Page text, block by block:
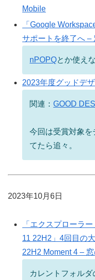
Mobile
「Google
サポートを終了へ –
nPOPQとか使え
2023年度グッドデ
関連：GOOD
今回は受賞対象を
てたら追々。
2023年10月6日
「エクスプローラ
11 22H2」4回目の
22H2 Moment 4 –
カレントフォル